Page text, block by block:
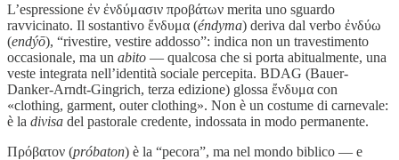
L’espressione ἐν ἐνδύμασιν προβάτων merita uno sguardo
ravvicinato. Il sostantivo ἔνδυμα (éndyma) deriva dal verbo ἐνδύω
(endýō), “rivestire, vestire addosso”: indica non un travestimento
occasionale, ma un abito — qualcosa che si porta abitualmente, una
veste integrata nell’identità sociale percepita. BDAG (Bauer-
Danker-Arndt-Gingrich, terza edizione) glossa ἔνδυμα con
«clothing, garment, outer clothing». Non è un costume di carnevale:
è la divisa del pastorale credente, indossata in modo permanente.
Πρόβατον (próbaton) è la “pecora”, ma nel mondo biblico — e